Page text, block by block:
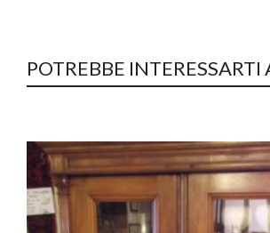
POTREBBE INTERESSARTI